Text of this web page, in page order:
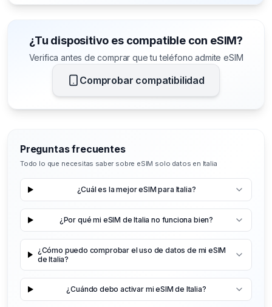
¿Tu dispositivo es compatible con eSIM?
Verifica antes de comprar que tu teléfono admite eSIM
Comprobar compatibilidad
Preguntas frecuentes
Todo lo que necesitas saber sobre eSIM solo datos en Italia
¿Cuál es la mejor eSIM para Italia?
¿Por qué mi eSIM de Italia no funciona bien?
¿Cómo puedo comprobar el uso de datos de mi eSIM
de Italia?
¿Cuándo debo activar mi eSIM de Italia?